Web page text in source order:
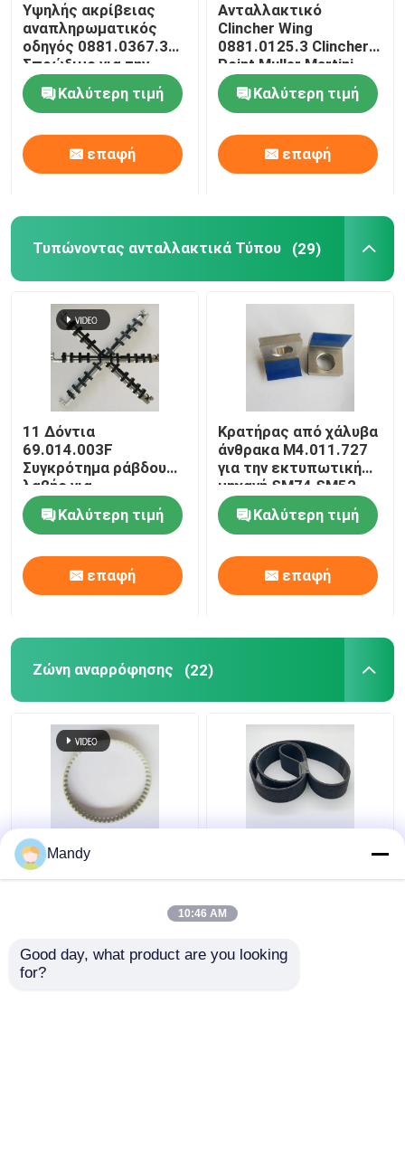
Υψηλής ακρίβειας
αναπληρωματικός
οδηγός 0881.0367.3
Σπρώξιμο για την
κεφαλή καρφώματος
Muller Martini 75
Καλύτερη τιμή
επαφή
Ανταλλακτικό
Clincher Wing
0881.0125.3 Clincher
Point Muller Martini
Ανταλλακτικά
Κεφαλής Ραφής
Καλύτερη τιμή
επαφή
Τυπώνοντας ανταλλακτικά Τύπου (29)
11 Δόντια
69.014.003F
Συγκρότημα ράβδου
λαβής για
τυπογραφείο
Heidelberg GTO52
Καλύτερη τιμή
επαφή
Κρατήρας από χάλυβα
άνθρακα M4.011.727
για την εκτυπωτική
μηχανή SM74 SM52
Καλύτερη τιμή
επαφή
Ζώνη αναρρόφησης (22)
Ελαφρώς κίτρινη
εισαγόμενη ζώνη
PVC 56 δοντιών T5-
Μαύρη ζώνη V-Ribbed
για μηχανή
εκτύπωσης GTO52
Mandy
10:46 AM
Good day, what product are you looking
for?